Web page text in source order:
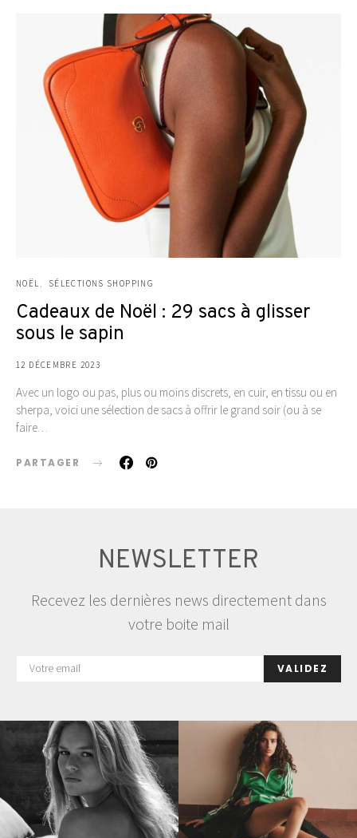
NOËL SÉLECTIONS SHOPPING
Cadeaux de Noël : 29 sacs à glisser
sous le sapin
12 DÉCEMBRE 2023
Avec un logo ou pas, plus ou moins discrets, en cuir, en tissu ou en
sherpa, voici une sélection de sacs à offrir le grand soir (ou à se
faire…
PARTAGER
NEWSLETTER
Recevez les dernières news directement dans
votre boite mail
VALIDEZ